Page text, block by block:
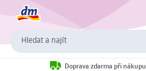
Hledat a najít
Doprava zdarma při nákupu